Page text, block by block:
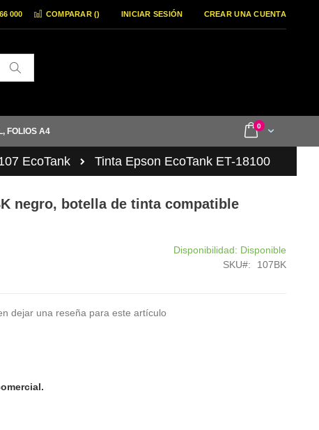
COMPARAR () INICIAR SESIÓN CREAR UNA CUENTA
000
Cart
0items
FOLIOS A4
EcoTank Tinta Epson EcoTank ET-18100
negro, botella de tinta compatible
Disponibilidad: Disponible
SKU
107BK
dejar una reseña para este artículo